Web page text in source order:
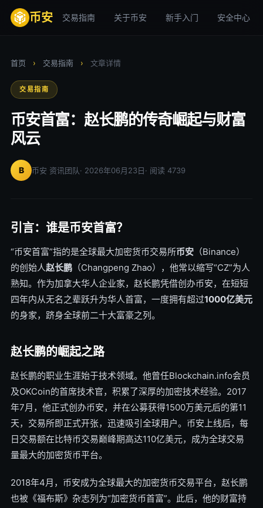
币安 交易指南 关于币安 新手入门 安全中心
首页 › 交易指南 › 文章详情
交易指南
币安首富：赵长鹏的传奇崛起与财富
风云
B 币安 资讯团队· 2026年06月23日· 阅读 4739
引言：谁是币安首富？
“币安首富”指的是全球最大加密货币交易所币安 （Binance）
的创始人赵长鹏 （Changpeng Zhao），他常以缩写“CZ”为人
熟知。作为加拿大华人企业家，赵长鹏凭借创办币安，在短短
四年内从无名之辈跃升为华人首富，一度拥有超过1000亿美元
的身家，跻身全球前二十大富豪之列。
赵长鹏的崛起之路
赵长鹏的职业生涯始于技术领域。他曾任Blockchain.info会员
及OKCoin的首席技术官，积累了深厚的加密技术经验。2017
年7月，他正式创办币安，并在公募获得1500万美元后的第11
天，交易所即正式开张，迅速吸引全球用户。币安上线后，每
日交易额在比特币交易巅峰期高达110亿美元，成为全球交易
量最大的加密货币平台。
2018年4月，币安成为全球最大的加密货币交易平台，赵长鹏
也被《福布斯》杂志列为“加密货币首富”。此后，他的财富持